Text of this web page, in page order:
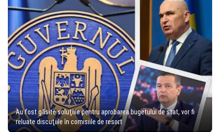
Au fost găsite soluţiile pentru aprobarea bugetului de stat, vor fi
reluate discuţiile în comisiile de resort